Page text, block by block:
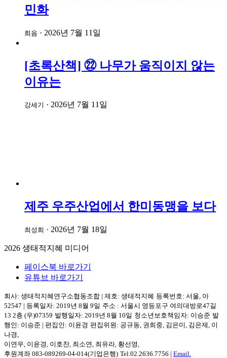
민화
희음 · 2026년 7월 11일
[초록산책] ㉒ 나무가 움직이지 않는
이유는
강세기 · 2026년 7월 11일
제주 우주산업에서 한미동맹을 보다
최성희 · 2026년 7월 18일
2026 생태적지혜 미디어
페이스북 바로가기
유튜브 바로가기
회사: 생태적지혜연구소협동조합 | 제호: 생태적지혜 등록번호: 서울, 아
52547 | 등록일자: 2019년 8월 9일 주소 : 서울시 영등포구 여의대방로47길
13 2층 (우)07359 발행일자: 2019년 8월 10일 청소년보호책임자: 이승준 발
행인: 이승준 | 편집인: 이윤경 편집위원: 공규동, 권희중, 김은미, 김은제, 이
나경,
이연우, 이윤경, 이호찬, 최소연, 최유라, 황선영,
후원계좌 083-089269-04-014(기업은행) Tel.02.2636.7756 | Email.